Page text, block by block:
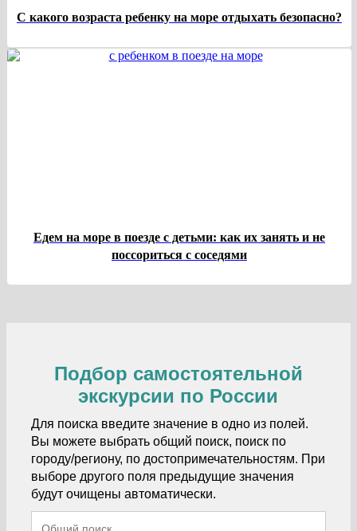
С какого возраста ребенку на море отдыхать безопасно?
Едем на море в поезде с детьми: как их занять и не
поссориться с соседями
Подбор самостоятельной
экскурсии по России
Для поиска введите значение в одно из полей.
Вы можете выбрать общий поиск, поиск по
городу/региону, по достопримечательностям. При
выборе другого поля предыдущие значения
будут очищены автоматически.